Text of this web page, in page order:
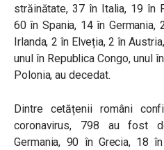
străinătate, 37 în Italia, 19 în
60 în Spania, 14 în
Irlanda, 2 în Elveția, 2 în
unul în Republica Congo, unul
Polonia, au decedat.
Dintre cetățenii români
coronavirus, 798 au fost
Germania, 90 în Grecia, 18